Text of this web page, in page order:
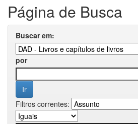
Página de Busca
Buscar em:
por
Filtros correntes: